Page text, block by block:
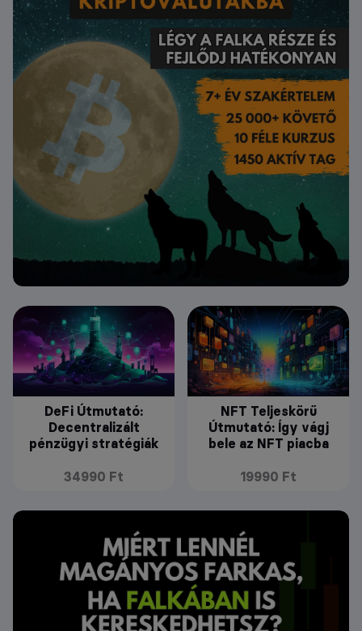
DeFi Útmutató:
Decentralizált
pénzügyi stratégiák
34990 Ft
NFT Teljeskörű
Útmutató: Így vágj
bele az NFT piacba
19990 Ft